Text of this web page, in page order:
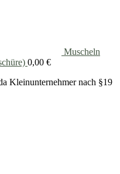
Muscheln
0,00 €
Kleinunternehmer nach §19